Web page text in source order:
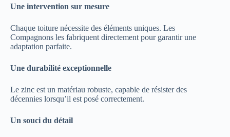
Une intervention sur mesure
Chaque toiture nécessite des éléments uniques. Les
Compagnons les fabriquent directement pour garantir une
adaptation parfaite.
Une durabilité exceptionnelle
Le zinc est un matériau robuste, capable de résister des
décennies lorsqu’il est posé correctement.
Un souci du détail